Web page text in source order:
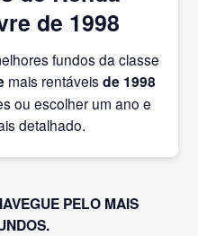
de 1998
fundos da classe
mais rentáveisde 1998
ou escolher um ano e
detalhado.
PELO MAIS